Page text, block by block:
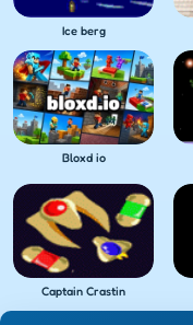
Ice berg
Bloxd io
Captain Crastin